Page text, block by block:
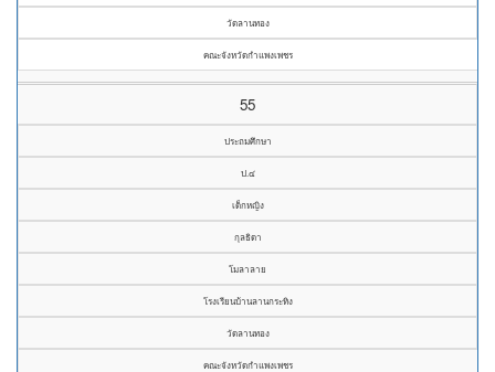
วัดลานทอง
คณะจังหวัดกำแพงเพชร
55
ประถมศึกษา
ป.๔
เด็กหญิง
กุลธิดา
โมลาลาย
โรงเรียนบ้านลานกระทิง
วัดลานทอง
คณะจังหวัดกำแพงเพชร